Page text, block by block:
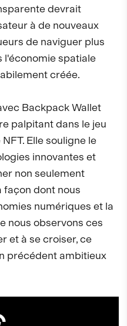
devrait
à de nouveaux
de naviguer plus
l'économie spatiale
créée.
Backpack Wallet
palpitant dans le jeu
Elle souligne le
innovantes et
non seulement
façon dont nous
numériques et la
nous observons ces
et à se croiser, ce
précédent ambitieux